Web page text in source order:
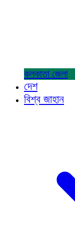
কলকাতা জেলা
দেশ
বিশ্ব জাহান